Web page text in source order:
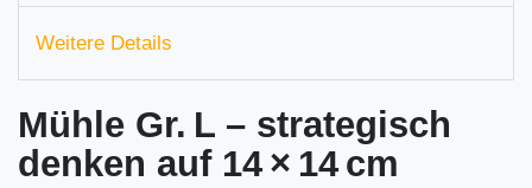
Weitere Details
Mühle Gr. L – strategisch
denken auf 14 × 14 cm